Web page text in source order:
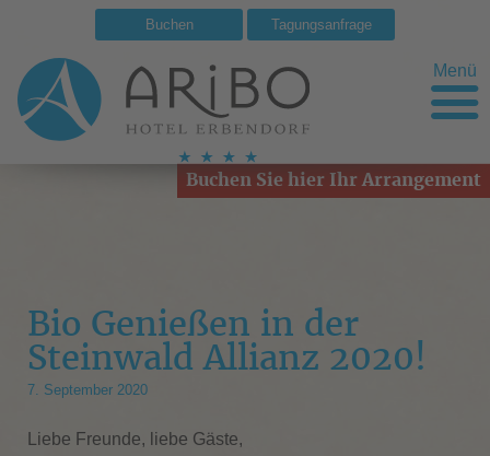
Buchen Tagungsanfrage
Menü
Buchen Sie hier Ihr Arrangement
Bio Genießen in der
Steinwald Allianz 2020!
7. September 2020
Liebe Freunde, liebe Gäste,